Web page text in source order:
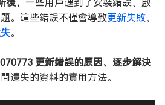
， 一些用戶遇到了安裝錯誤、啟
。這些錯誤不僅會導致更新失敗，
。
更新錯誤的原因、逐步解決
遺失的資料的實用方法。